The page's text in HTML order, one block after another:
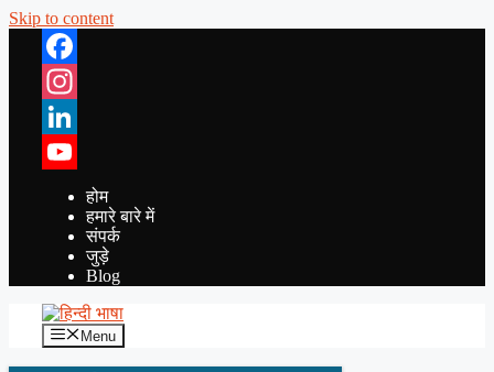
Skip to content
Facebook
Instagram
LinkedIn
YouTube
होम
हमारे बारे में
संपर्क
जुड़े
Blog
Menu